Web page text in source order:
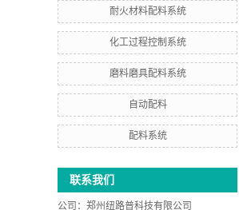
耐火材料配料系统
化工过程控制系统
磨料磨具配料系统
自动配料
配料系统
联系我们
公司： 郑州纽路普科技有限公司